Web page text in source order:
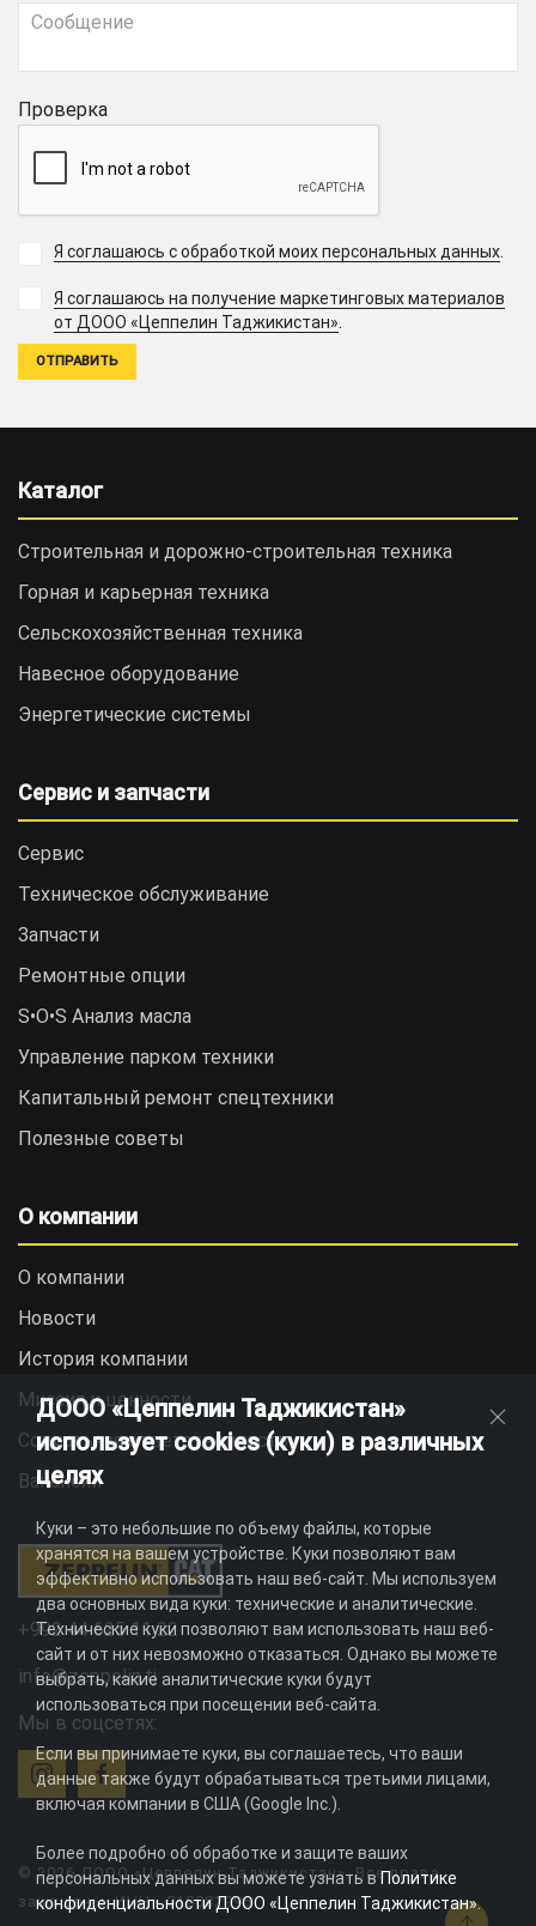
Проверка
Я соглашаюсь с обработкой моих персональных данных
Я соглашаюсь на получение маркетинговых материалов
от ДООО «Цеппелин Таджикистан».
Каталог
Строительная и дорожно-cтроительная техника
Горная и карьерная техника
Сельскохозяйственная техника
Навесное оборудование
Энергетические системы
Сервис и запчасти
Сервис
Техническое обслуживание
Запчасти
Ремонтные опции
S•O•S Анализ масла
Управление парком техники
Капитальный ремонт спецтехники
Полезные советы
О компании
О компании
Новости
История компании
Миссия и ценности
Социальная ответственность
Вакансии
+992 44 625 11 22
info@zeppelin.tj
Мы в соцсетях:
© 2026 ДООО «Цеппелин Таджикистан». Все права
защищены. ИНН - 010082996
ДООО «Цеппелин Таджикистан»
использует cookies (куки) в различных
целях
Куки – это небольшие по объему файлы, которые
хранятся на вашем устройстве. Куки позволяют вам
эффективно использовать наш веб-сайт. Мы используем
два основных вида куки: технические и аналитические.
Технические куки позволяют вам использовать наш веб-
сайт и от них невозможно отказаться. Однако вы можете
выбрать, какие аналитические куки будут
использоваться при посещении веб-сайта.
Если вы принимаете куки, вы соглашаетесь, что ваши
данные также будут обрабатываться третьими лицами,
включая компании в США (Google Inc.).
Более подробно об обработке и защите ваших
персональных данных вы можете узнать вПолитике
конфиденциальности ДООО «Цеппелин Таджикистан».